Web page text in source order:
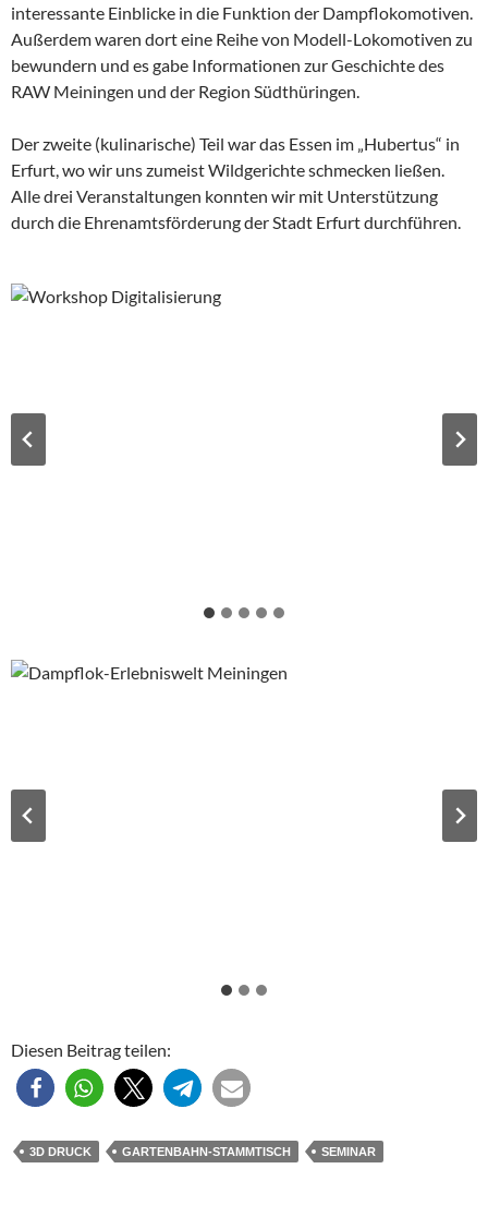
interessante Einblicke in die Funktion der Dampflokomotiven.
Außerdem waren dort eine Reihe von Modell-Lokomotiven zu
bewundern und es gabe Informationen zur Geschichte des
RAW Meiningen und der Region Südthüringen.
Der zweite (kulinarische) Teil war das Essen im „Hubertus“ in
Erfurt, wo wir uns zumeist Wildgerichte schmecken ließen.
Alle drei Veranstaltungen konnten wir mit Unterstützung
durch die Ehrenamtsförderung der Stadt Erfurt durchführen.
Diesen Beitrag teilen:
3D DRUCK GARTENBAHN-STAMMTISCH SEMINAR